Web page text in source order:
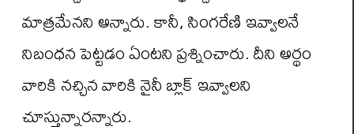
మాత్రమేనని అన్నారు. కానీ, సింగరేణి ఇవ్వాలనే
నిబంధన పెట్టడం ఏంటని ప్రశ్నించారు. దీని అర్థం
వారికి నచ్చిన వారికి నైనీ బ్లాక్ ఇవ్వాలని
చూస్తున్నారన్నారు.